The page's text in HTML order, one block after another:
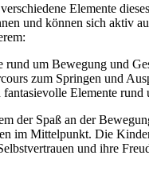
Elemente
und können sich aktiv
rund um Bewegung und
zum Springen und
Elemente rund
der Spaß an der
im Mittelpunkt. Die
und ihre